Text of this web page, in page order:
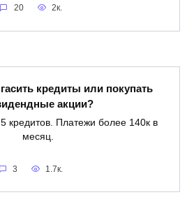
20 2к.
кредиты или покупать
акции?
кредитов. Платежи более 140к в
месяц.
3 1.7к.